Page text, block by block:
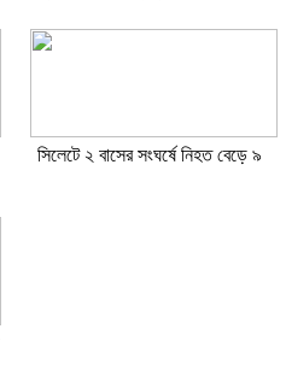
সিলেটে ২ বাসের সংঘর্ষে নিহত বেড়ে ৯